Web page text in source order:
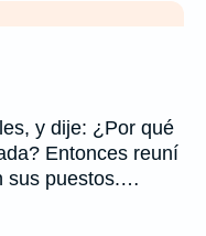
y dije: ¿Por qué
Entonces reuní
sus puestos.…